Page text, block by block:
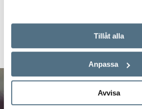
Tillåt alla
Anpassa
Avvisa
Veckans nyord:
djuränkling